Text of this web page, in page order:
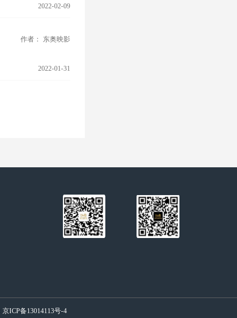
2022-02-09
作者： 东奥映影
2022-01-31
京ICP备13014113号-4